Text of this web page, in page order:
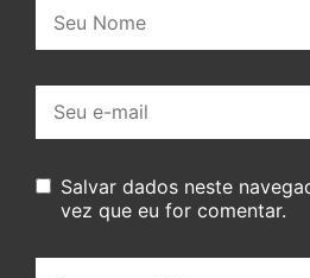
mail:
Salvar dados neste
vez que eu for comentar.